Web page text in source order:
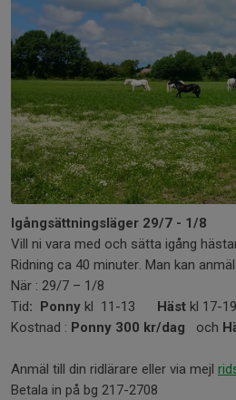
Igångsättningsläger 29/7 - 1/8
Vill ni vara med och sätta igång
Ridning ca 40 minuter. Man kan
När : 29/7 – 1/8
Tid: Ponny kl 11-13 Häst kl 17-
Kostnad : Ponny 300 kr/dag och
Anmäl till din ridlärare eller via mejl
Betala in på bg 217-2708